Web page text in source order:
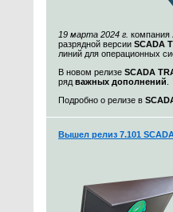
19 марта 2024 г. компания
разрядной версии SCADA
линий для операционных
В новом релизе SCADA
ряд важных дополнений
Подробно о релизе в
Вышел релиз 7.101